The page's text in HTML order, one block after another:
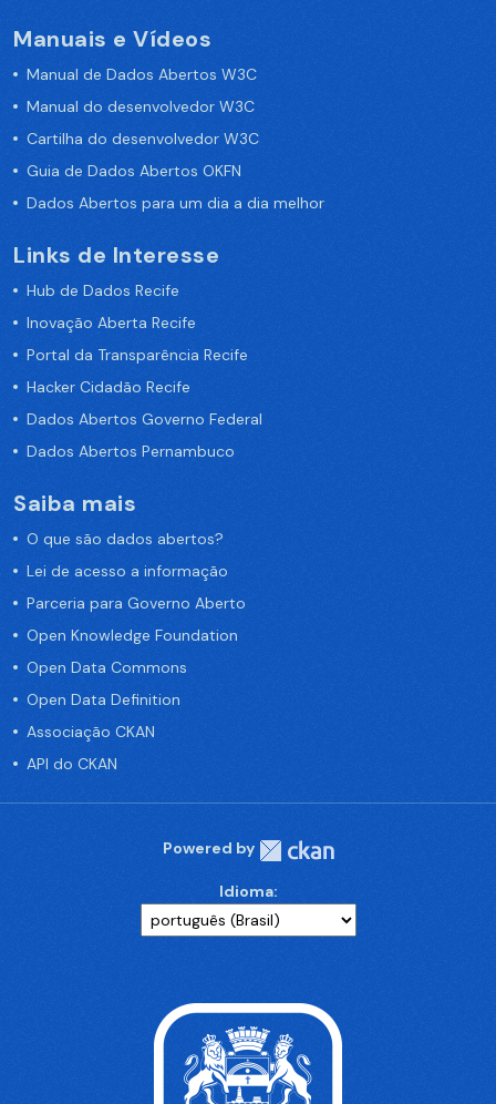
Manuais e Vídeos
Manual de Dados Abertos W3C
Manual do desenvolvedor W3C
Cartilha do desenvolvedor W3C
Guia de Dados Abertos OKFN
Dados Abertos para um dia a dia melhor
Links de Interesse
Hub de Dados Recife
Inovação Aberta Recife
Portal da Transparência Recife
Hacker Cidadão Recife
Dados Abertos Governo Federal
Dados Abertos Pernambuco
Saiba mais
O que são dados abertos?
Lei de acesso a informação
Parceria para Governo Aberto
Open Knowledge Foundation
Open Data Commons
Open Data Definition
Associação CKAN
API do CKAN
Powered by
Idioma